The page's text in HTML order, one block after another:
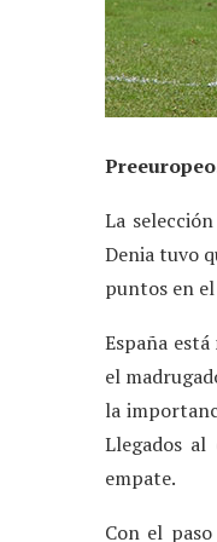
La
Denia tuvo
puntos en
España
el
la
Llegados al
empate.
Con el